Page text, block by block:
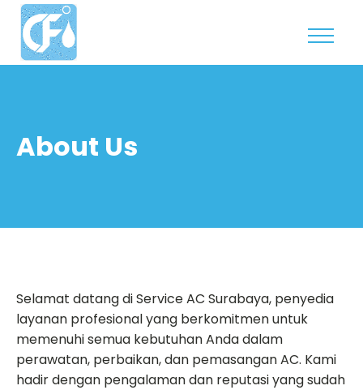
About Us
Selamat datang di Service AC Surabaya, penyedia
layanan profesional yang berkomitmen untuk
memenuhi semua kebutuhan Anda dalam
perawatan, perbaikan, dan pemasangan AC. Kami
hadir dengan pengalaman dan reputasi yang sudah